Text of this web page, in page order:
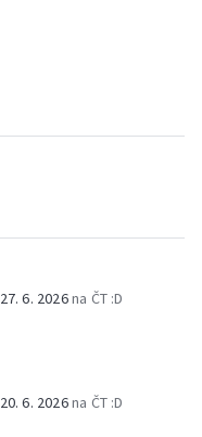
27. 6. 2026na ČT :D
20. 6. 2026na ČT :D